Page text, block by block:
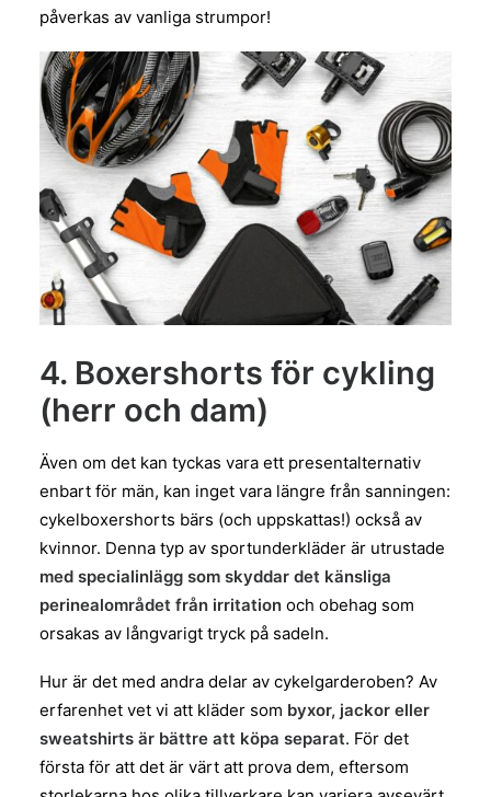
påverkas av vanliga strumpor!
4. Boxershorts för cykling
(herr och dam)
Även om det kan tyckas vara ett presentalternativ
enbart för män, kan inget vara längre från sanningen:
cykelboxershorts bärs (och uppskattas!) också av
kvinnor. Denna typ av sportunderkläder är utrustade
med specialinlägg som skyddar det känsliga
perinealområdet från irritation och obehag som
orsakas av långvarigt tryck på sadeln.
Hur är det med andra delar av cykelgarderoben? Av
erfarenhet vet vi att kläder som byxor, jackor eller
sweatshirts är bättre att köpa separat. För det
första för att det är värt att prova dem, eftersom